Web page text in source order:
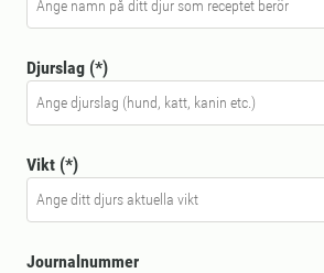
Djurslag
Vikt
Journalnummer